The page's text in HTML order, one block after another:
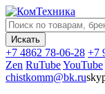
+7 4862 78-06-28 +7
Zen RuTubeYouTube
chistkomm@bk.ru